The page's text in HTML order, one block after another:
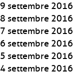
9 settembre 2016
8 settembre 2016
7 settembre 2016
6 settembre 2016
5 settembre 2016
4 settembre 2016